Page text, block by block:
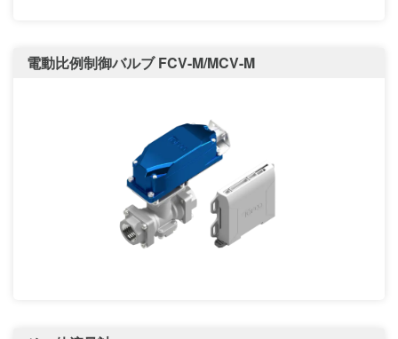
電動比例制御バルブ FCV-M/MCV-M